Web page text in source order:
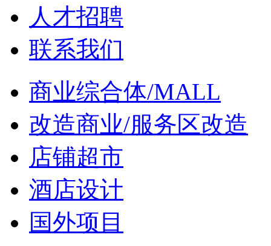
人才招聘
联系我们
商业综合体/MALL
改造商业/服务区改造
店铺超市
酒店设计
国外项目